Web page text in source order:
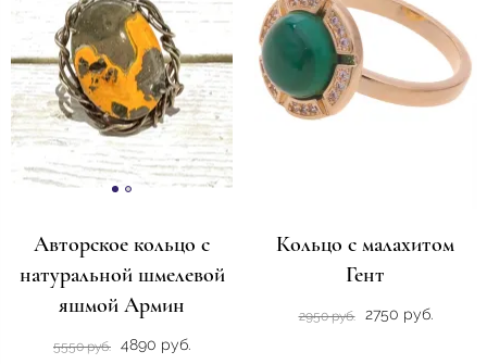
Авторское кольцо с
натуральной шмелевой
яшмой Армин
5550 руб. 4890 руб.
Кольцо с малахитом
Гент
2950 руб. 2750 руб.